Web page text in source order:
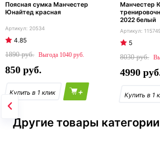
Поясная сумка Манчестер
Юнайтед красная
20534
4.85
1890
1040
850
+
Манчестер
2022 белый
5
8030
4990
Другие товары